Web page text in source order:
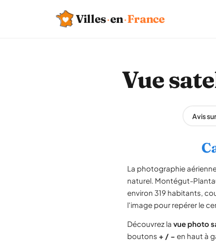
Villes·en·France
Vue
Avis
La photographie
naturel. Montégut-
environ 319 habitants,
l'image pour repérer le
Découvrez la vue photo
boutons + / − en haut à